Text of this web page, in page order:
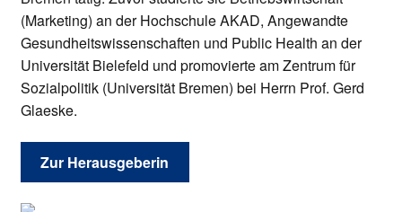
(Marketing) an der Hochschule AKAD, Angewandte
Gesundheitswissenschaften und Public Health an der
Universität Bielefeld und promovierte am Zentrum für
Sozialpolitik (Universität Bremen) bei Herrn Prof. Gerd
Glaeske.
Zur Herausgeberin